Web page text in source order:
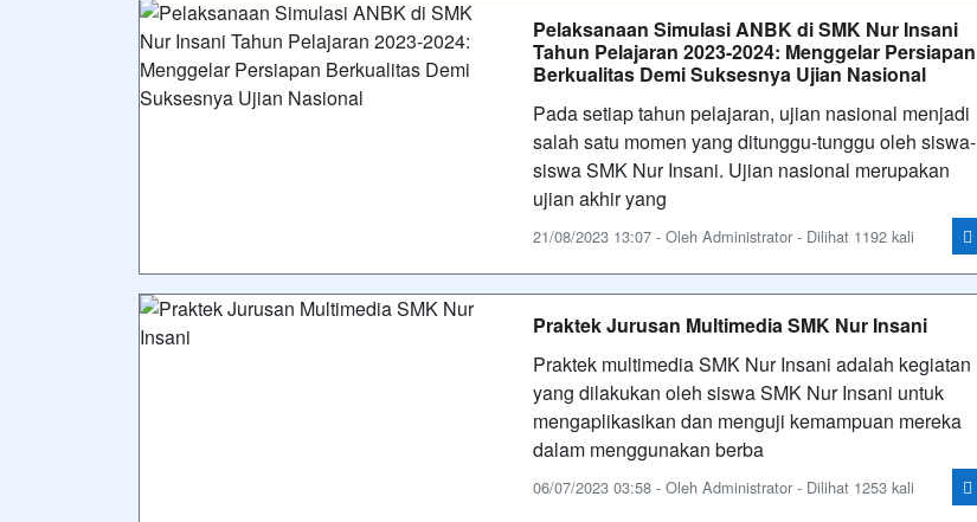
Pelaksanaan Simulasi ANBK di SMK Nur Insani
Tahun Pelajaran 2023-2024: Menggelar Persiapan
Berkualitas Demi Suksesnya Ujian Nasional
Pada setiap tahun pelajaran, ujian nasional menjadi
salah satu momen yang ditunggu-tunggu oleh siswa-
siswa SMK Nur Insani. Ujian nasional merupakan
ujian akhir yang
21/08/2023 13:07 - Oleh Administrator - Dilihat 1192 kali
Praktek Jurusan Multimedia SMK Nur Insani
Praktek multimedia SMK Nur Insani adalah kegiatan
yang dilakukan oleh siswa SMK Nur Insani untuk
mengaplikasikan dan menguji kemampuan mereka
dalam menggunakan berba
06/07/2023 03:58 - Oleh Administrator - Dilihat 1253 kali